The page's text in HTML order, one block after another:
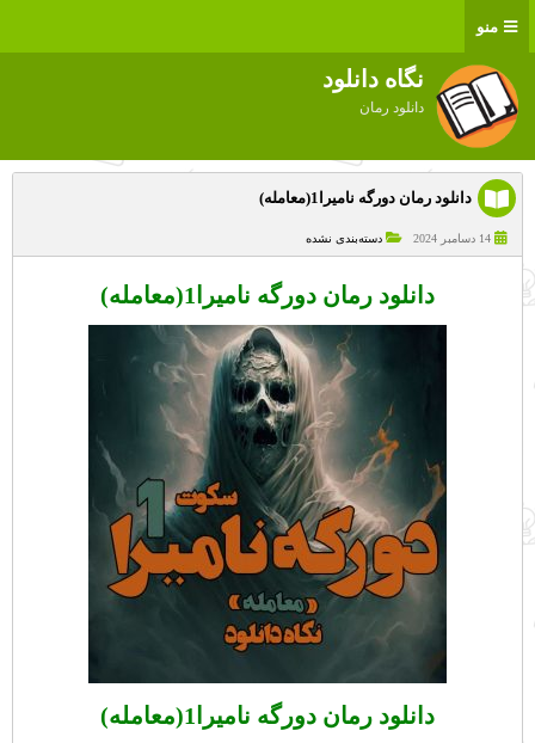
منو
نگاه دانلود
دانلود رمان
دانلود رمان دورگه نامیرا1(معامله)
14 دسامبر 2024 دسته‌بندی نشده
دانلود رمان دورگه نامیرا1(معامله)
دانلود رمان دورگه نامیرا1(معامله)